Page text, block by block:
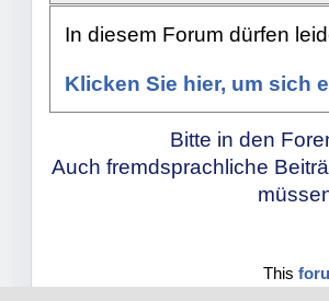
In diesem Forum dürfen
Klicken Sie hier, um sich
Bitte in den
Auch fremdsprachliche
This